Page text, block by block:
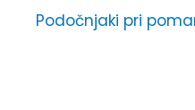
Podočnjaki pri